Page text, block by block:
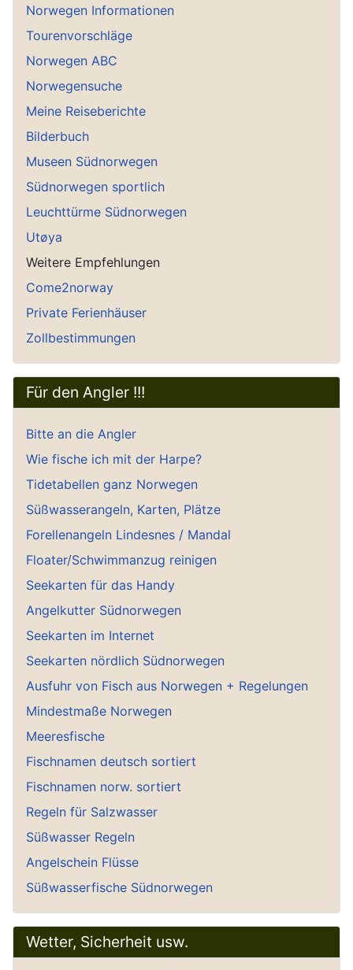
Norwegen Informationen
Tourenvorschläge
Norwegen ABC
Norwegensuche
Meine Reiseberichte
Bilderbuch
Museen Südnorwegen
Südnorwegen sportlich
Leuchttürme Südnorwegen
Utøya
Weitere Empfehlungen
Come2norway
Private Ferienhäuser
Zollbestimmungen
Für den Angler !!!
Bitte an die Angler
Wie fische ich mit der Harpe?
Tidetabellen ganz Norwegen
Süßwasserangeln, Karten, Plätze
Forellenangeln Lindesnes / Mandal
Floater/Schwimmanzug reinigen
Seekarten für das Handy
Angelkutter Südnorwegen
Seekarten im Internet
Seekarten nördlich Südnorwegen
Ausfuhr von Fisch aus Norwegen + Regelungen
Mindestmaße Norwegen
Meeresfische
Fischnamen deutsch sortiert
Fischnamen norw. sortiert
Regeln für Salzwasser
Süßwasser Regeln
Angelschein Flüsse
Süßwasserfische Südnorwegen
Wetter, Sicherheit usw.